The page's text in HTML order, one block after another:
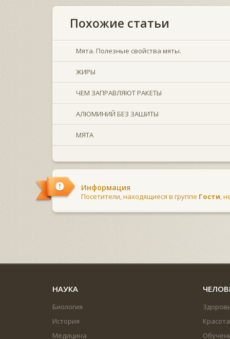
Похожие статьи
Мята. Полезные свойства мяты.
ЖИРЫ
ЧЕМ ЗАПРАВЛЯЮТ РАКЕТЫ
АЛЮМИНИЙ БЕЗ ЗАШИТЫ
МЯТА
Информация
Посетители, находящиеся в группе Гости,
НАУКА
Биология
История
Медицина
Красота